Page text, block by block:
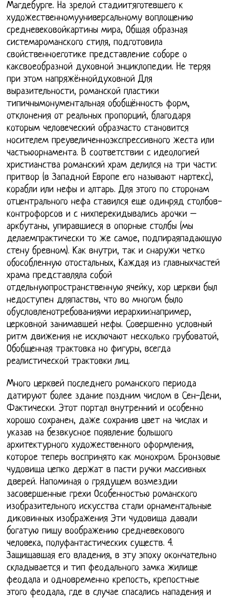
Магдебурге. На зрелой стадиитяготевшего к
художественномууниверсальному воплощению
средневековойкартины мира, Общая образная
системароманского стиля, подготовила
свойственноеготике представление соборе о
каксвоеобразной духовной энциклопедии. Не теряя
при этом напряжённойдуховной Для
выразительности, романской пластики
типичнымонументальная обобщённость форм,
отклонения от реальных пропорций, благодаря
которым человеческий образчасто становится
носителем преувеличенноэкспрессивного жеста или
частьюорнамента. В соответствии с идеологией
христианства романский храм делился на три части:
притвор (в Западной Европе его называют нартекс),
корабли или нефы и алтарь. Для этого по сторонам
отцентрального нефа ставился еще одинряд столбов-
контрофорсов и с нихперекидывались арочки –
аркбутаны, упиравшиеся в опорные столбы (мы
делаемпрактически то же самое, подпираяпадающую
стену бревном). Как внутри, так и снаружи четко
обособленную отостальных, Каждая из главныхчастей
храма представляла собой
отдельнуюпространственную ячейку, хор церкви был
недоступен дляпаствы, что во многом было
обусловленотребованиями иерархии:например,
церковной занимавшей нефы. Совершенно условный
ритм движения не исключают несколько грубоватой,
Обобщенная трактовка но фигуры, всегда
реалистической трактовки лиц.
Много церквей последнего романского периода
датируют более здание поздним числом в Сен-Дени,
Фактически. Этот портал внутренний и особенно
хорошо сохранен, даже сохранив цвет на числах и
указав на безвкусное появление большого
архитектурного художественного оформления,
которое теперь воспринято как монохром. Бронзовые
чудовища цепко держат в пасти ручки массивных
дверей. Напоминая о грядущем возмездии
засовершенные грехи Особенностью романского
изобразительного искусства стали орнаментальные
диковинных изображения Эти чудовища давали
богатую пищу воображению средневекового
человека, полуфантастических существ. 4.
Защищавшая его владения, в эту эпоху окончательно
складывается и тип феодального замка жилище
феодала и одновременно крепость, крепостные
этого феодала, где в случае спасались нападения и